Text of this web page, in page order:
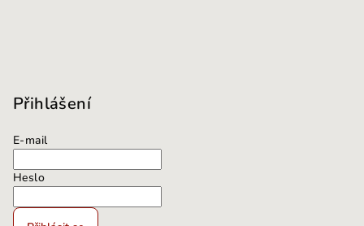
Přihlášení
E-mail
Heslo